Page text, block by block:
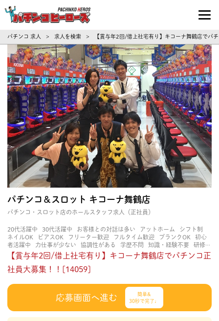
パチンコ求人・転職ならパチンコヒーロ
パチンコ 求人 > 求人を検索 > 【賞与年2回/借上社宅有り】キコーナ舞鶴店で
パチンコ＆スロット キコーナ舞鶴店
パチンコ・スロット店のホールスタッフ求人（正社員）
20代活躍中 30代活躍中 お客様との対話は多い アットホーム
シフト制
ネイルOK
ピアスOK フリーター歓迎 フルタイム歓迎 ブランクOK
初心
者活躍中
力仕事が少ない 協調性がある 学歴不問 知識・経験不要
研修あ
り
立ち仕事 経験者・有資格者歓迎 茶髪OK 賑やかな職場
長く働ける
長期歓迎
【賞与年2回/借上社宅有り】キコーナ舞鶴店でパチンコ正
社員大募集！！[14059]
応募画面へ進む
簡単&
30秒で完了♩